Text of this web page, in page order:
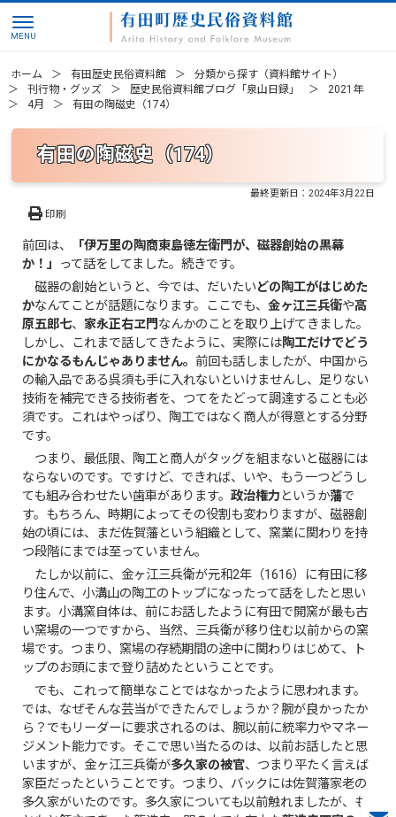
ホーム 有田歴史民俗資料館
分類から探す（資料館サイト）
刊行物・グッズ
歴史民俗資料館ブログ「泉山日録」
2021年
4月
有田の陶磁史（174）
有田の陶磁史（174）
最終更新日：2024年3月22日
印刷
前回は、
「伊万里の陶商東島徳左衛門が、磁器創始の黒幕
か！」 って話をしてました。続きです。
磁器の創始というと、今では、だいたいどの陶工がはじめた
かなんてことが話題になります。ここでも、金ヶ江三兵衛や高
原五郎七、 家永正右ヱ門なんかのことを取り上げてきました。
しかし、これまで話してきたように、実際には陶工だけでどう
にかなるもんじゃありません。 前回も話しましたが、中国から
の輸入品である呉須も手に入れないといけませんし、足りない
技術を補完できる技術者を、つてをたどって調達することも必
須です。これはやっぱり、陶工ではなく商人が得意とする分野
です。
つまり、最低限、陶工と商人がタッグを組まないと磁器には
ならないのです。ですけど、できれば、いや、もう一つどうし
ても組み合わせたい歯車があります。政治権力 というか藩で
す。もちろん、時期によってその役割も変わりますが、磁器創
始の頃には、まだ佐賀藩という組織として、窯業に関わりを持
つ段階にまでは至っていません。
たしか以前に、金ヶ江三兵衛が元和2年（1616）に有田に移
り住んで、小溝山の陶工のトップになったって話をしたと思い
ます。小溝窯自体は、前にお話したように有田で開窯が最も古
い窯場の一つですから、当然、三兵衛が移り住む以前からの窯
場です。つまり、窯場の存続期間の途中に関わりはじめて、ト
ップのお頭にまで登り詰めたということです。
でも、これって簡単なことではなかったように思われます。
では、なぜそんな芸当ができたんでしょうか？腕が良かったか
ら？でもリーダーに要求されるのは、腕以前に統率力やマネー
ジメント能力です。そこで思い当たるのは、以前お話したと思
いますが、金ヶ江三兵衛が多久家の被官、つまり平たく言えば
家臣だったということです。つまり、バックには佐賀藩家老の
多久家がいたのです。多久家についても以前触れましたが、も